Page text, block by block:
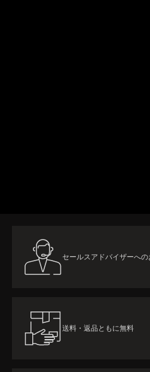
セールスアドバイザーへ
送料・返品ともに無料